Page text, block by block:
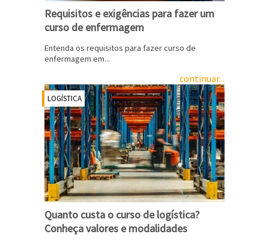
Requisitos e exigências para fazer um
curso de enfermagem
Entenda os requisitos para fazer curso de
enfermagem em...
continuar...
LOGÍSTICA
Quanto custa o curso de logística?
Conheça valores e modalidades